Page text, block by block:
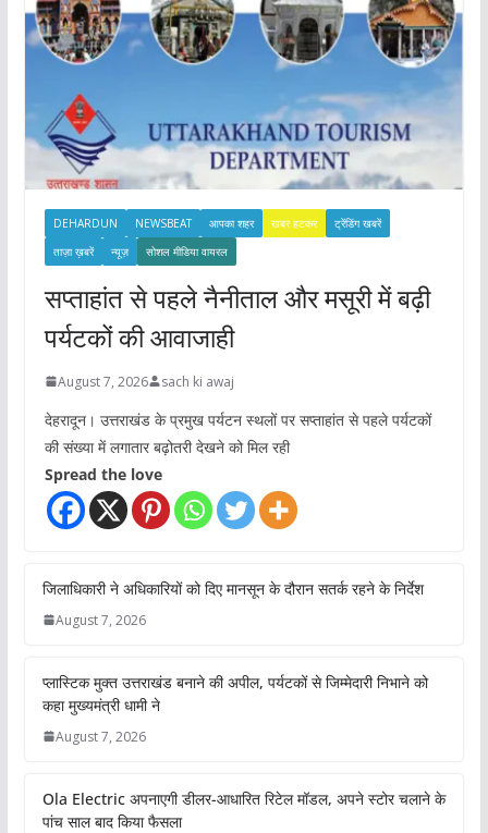
DEHARDUN NEWSBEAT आपका शहर खबर हटकर
ट्रेंडिंग खबरें
ताज़ा ख़बरें
न्यूज़ सोशल मीडिया वायरल
सप्ताहांत से पहले नैनीताल और मसूरी में बढ़ी
पर्यटकों की आवाजाही
August 7, 2026 sach ki awaj
देहरादून। उत्तराखंड के प्रमुख पर्यटन स्थलों पर सप्ताहांत से पहले पर्यटकों
की संख्या में लगातार बढ़ोतरी देखने को मिल रही
Spread the love
जिलाधिकारी ने अधिकारियों को दिए मानसून के दौरान सतर्क रहने के निर्देश
August 7, 2026
प्लास्टिक मुक्त उत्तराखंड बनाने की अपील, पर्यटकों से जिम्मेदारी निभाने को
कहा मुख्यमंत्री धामी ने
August 7, 2026
Ola Electric अपनाएगी डीलर-आधारित रिटेल मॉडल, अपने स्टोर चलाने के
पांच साल बाद किया फैसला